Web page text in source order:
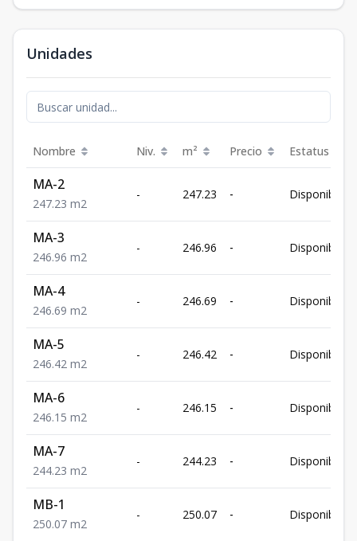
Unidades
Nombre Niv. m² Precio Estatus
MA-2
247.23 m2
- 247.23 - Disponible
MA-3
246.96 m2
- 246.96 - Disponible
MA-4
246.69 m2
- 246.69 - Disponible
MA-5
246.42 m2
- 246.42 - Disponible
MA-6
246.15 m2
- 246.15 - Disponible
MA-7
244.23 m2
- 244.23 - Disponible
MB-1
250.07 m2
- 250.07 - Disponible